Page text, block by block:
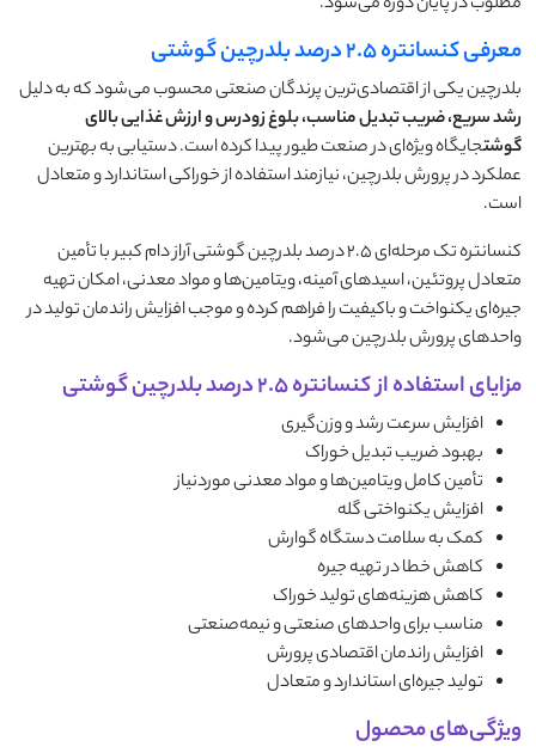
معرفی کنسانتره 2.5 درصد بلدرچین گوشتی
بلدرچین یکی از اقتصادی‌ترین پرندگان صنعتی محسوب می‌شود که به دلیل
رشد سریع، ضریب تبدیل مناسب، بلوغ زودرس و ارزش غذایی بالای
گوشتجایگاه ویژه‌ای در صنعت طیور پیدا کرده است. دستیابی به بهترین
عملکرد در پرورش بلدرچین، نیازمند استفاده از خوراکی استاندارد و متعادل
است.
کنسانتره تک مرحله‌ای 2.5 درصد بلدرچین گوشتی آراز دام کبیر با تأمین
متعادل پروتئین، اسیدهای آمینه، ویتامین‌ها و مواد معدنی، امکان تهیه
جیره‌ای یکنواخت و باکیفیت را فراهم کرده و موجب افزایش راندمان تولید در
واحدهای پرورش بلدرچین می‌شود.
مزایای استفاده از کنسانتره 2.5 درصد بلدرچین گوشتی
افزایش سرعت رشد و وزن‌گیری
بهبود ضریب تبدیل خوراک
تأمین کامل ویتامین‌ها و مواد معدنی موردنیاز
افزایش یکنواختی گله
کمک به سلامت دستگاه گوارش
کاهش خطا در تهیه جیره
کاهش هزینه‌های تولید خوراک
مناسب برای واحدهای صنعتی و نیمه‌صنعتی
افزایش راندمان اقتصادی پرورش
تولید جیره‌ای استاندارد و متعادل
ویژگی‌های محصول